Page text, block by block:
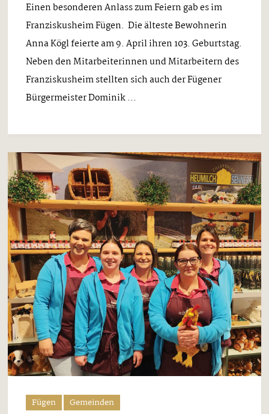
Einen besonderen Anlass zum Feiern gab es im
Franziskusheim Fügen. Die älteste Bewohnerin
Anna Kögl feierte am 9. April ihren 103. Geburtstag.
Neben den Mitarbeiterinnen und Mitarbeitern des
Franziskusheim stellten sich auch der Fügener
Bürgermeister Dominik ...
Fügen Gemeinden